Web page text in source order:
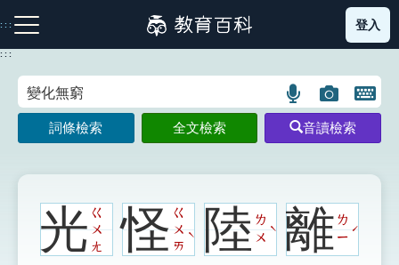
到
主
:::
注音索引圖示 筆畫索引圖示 部首索引表圖示
登入
:::
語
言
搜
示
圖
片
搜
示
開
鍵
圖
詞條檢索 全文檢索 音讀檢索
光ㄍ
ㄨ
ㄤ
怪ㄍ
ㄨ
ㄞ
ˋ 陸ㄌ
ㄨ
ˋ 離ㄌ
ㄧ
ˊ